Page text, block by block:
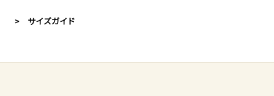
> サイズガイド